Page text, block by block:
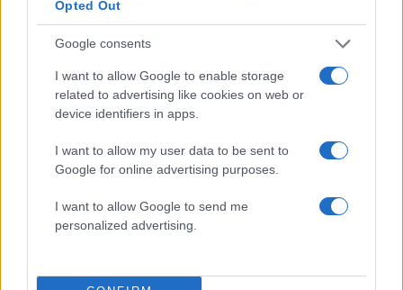
Opted Out
Google consents
I want to allow Google to enable storage
related to advertising like cookies on web or
device identifiers in apps.
I want to allow my user data to be sent to
Google for online advertising purposes.
I want to allow Google to send me
personalized advertising.
Απίστευτο κι όμως αληθινό -
Aναστέλλονται τα τακτικά ραντεβού του
αγγειοχειρουργού του νοσοκομείου
Χανίων επειδή κλάπηκε το μηχανάκι του
γιατρού
Σούπερ μάρκετ: Νέες μειώσεις τιμών –
916 προϊόντα στην εθνική πρωτοβουλία,
ανάμεσά τους 130 σχολικά
ΕΛΑΣ: Ο Αλέξης Δέδες ο πρώτος
υποψήφιος βουλευτής του κόμματος –
σκηνή
Στην Κρήτη ο Κυριάκος Μητσοτάκης,